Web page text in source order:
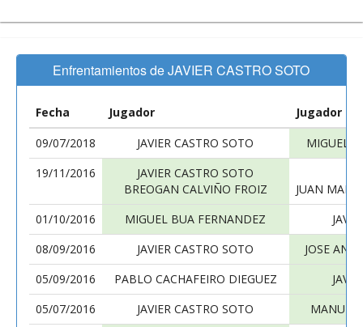
Enfrentamientos de JAVIER CASTRO SOTO
Fecha Jugador
Jugador
09/07/2018
JAVIER CASTRO SOTO
MIGUEL
19/11/2016
JAVIER CASTRO SOTO
BREOGAN CALVIÑO FROIZ
JUAN
01/10/2016
MIGUEL BUA FERNANDEZ
08/09/2016
JAVIER CASTRO SOTO
JOSE
05/09/2016
PABLO CACHAFEIRO DIEGUEZ
05/07/2016
JAVIER CASTRO SOTO
MANUEL